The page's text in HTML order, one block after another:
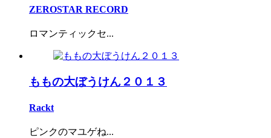
ZEROSTAR RECORD
ロマンティックセ...
ももの大ぼうけん２０１３
Rackt
ピンクのマユゲね...